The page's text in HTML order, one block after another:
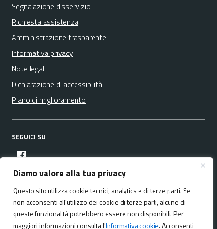
Diamo valore alla tua privacy
Questo sito utilizza cookie tecnici, analytics e di terze parti. Se
non acconsenti all'utilizzo dei cookie di terze parti, alcune di
queste funzionalità potrebbero essere non disponibili. Per
maggiori informazioni consulta l'Informativa cookie. Acconsenti
Segnalazione disservizio
Richiesta assistenza
Amministrazione trasparente
Informativa privacy
Note legali
Dichiarazione di accessibilità
Piano di miglioramento
SEGUICI SU
facebook
Media policy Mappa del sito